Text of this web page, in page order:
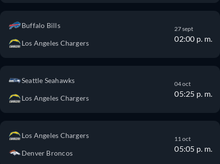
Buffalo Bills
Los Angeles Chargers
27 sept
02:00 p. m.
Seattle Seahawks
Los Angeles Chargers
04 oct
05:25 p. m.
Los Angeles Chargers
Denver Broncos
11 oct
05:05 p. m.